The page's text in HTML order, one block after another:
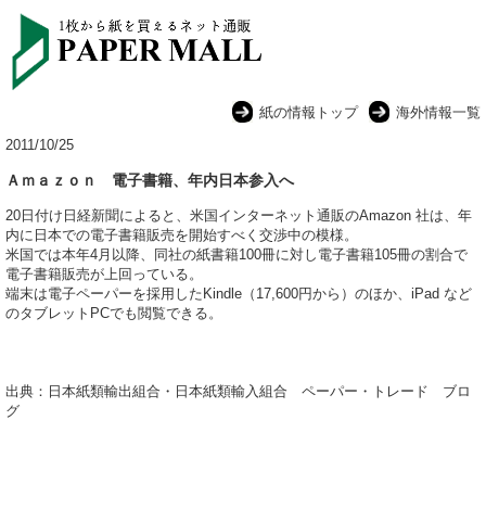
紙の情報トップ
海外情報一覧
2011/10/25
Ａｍａｚｏｎ 電子書籍、年内日本参入へ
20日付け日経新聞によると、米国インターネット通販のAmazon 社は、年
内に日本での電子書籍販売を開始すべく交渉中の模様。
米国では本年4月以降、同社の紙書籍100冊に対し電子書籍105冊の割合で
電子書籍販売が上回っている。
端末は電子ペーパーを採用したKindle（17,600円から）のほか、iPad など
のタブレットPCでも閲覧できる。
出典：日本紙類輸出組合・日本紙類輸入組合 ペーパー・トレード ブロ
グ